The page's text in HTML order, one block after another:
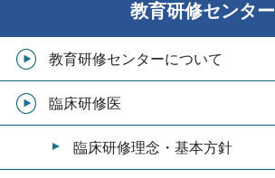
教育研修センター
教育研修センターについて
臨床研修医
臨床研修理念・基本方針